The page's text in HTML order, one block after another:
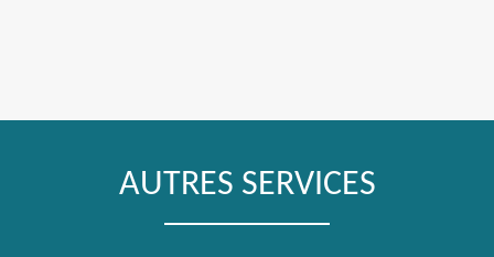
AUTRES SERVICES